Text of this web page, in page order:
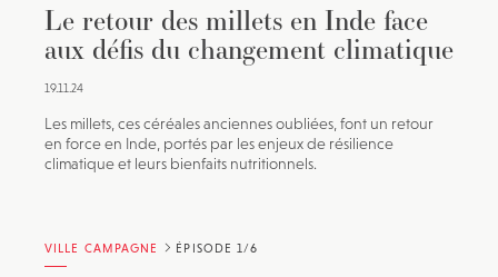
Le retour des millets en Inde face
aux défis du changement climatique
19.11.24
Les millets, ces céréales anciennes oubliées, font un retour
en force en Inde, portés par les enjeux de résilience
climatique et leurs bienfaits nutritionnels.
VILLE CAMPAGNE ÉPISODE 1/6